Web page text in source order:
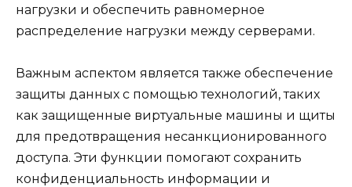
нагрузки и обеспечить равномерное
распределение нагрузки между серверами.
Важным аспектом является также обеспечение
защиты данных с помощью технологий, таких
как защищенные виртуальные машины и щиты
для предотвращения несанкционированного
доступа. Эти функции помогают сохранить
конфиденциальность информации и